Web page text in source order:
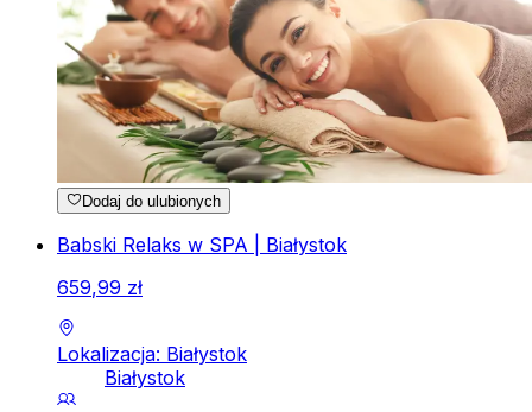
Dodaj do ulubionych
Babski Relaks w SPA | Białystok
659,99 zł
Lokalizacja: Białystok
Białystok